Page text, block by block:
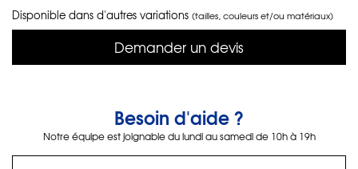
Disponible dans d'autres variations (tailles, couleurs et/ou matériaux)
Demander un devis
Besoin d'aide ?
Notre équipe est joignable du lundi au samedi de 10h à 19h